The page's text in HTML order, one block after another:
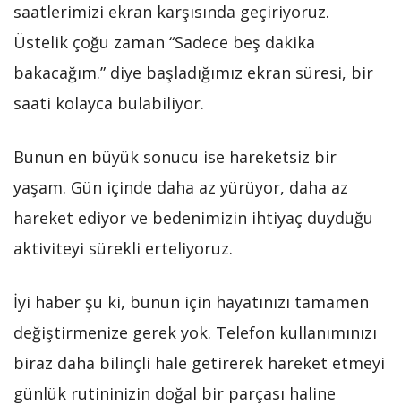
saatlerimizi ekran karşısında geçiriyoruz.
Üstelik çoğu zaman “Sadece beş dakika
bakacağım.” diye başladığımız ekran süresi, bir
saati kolayca bulabiliyor.
Bunun en büyük sonucu ise hareketsiz bir
yaşam. Gün içinde daha az yürüyor, daha az
hareket ediyor ve bedenimizin ihtiyaç duyduğu
aktiviteyi sürekli erteliyoruz.
İyi haber şu ki, bunun için hayatınızı tamamen
değiştirmenize gerek yok. Telefon kullanımınızı
biraz daha bilinçli hale getirerek hareket etmeyi
günlük rutininizin doğal bir parçası haline